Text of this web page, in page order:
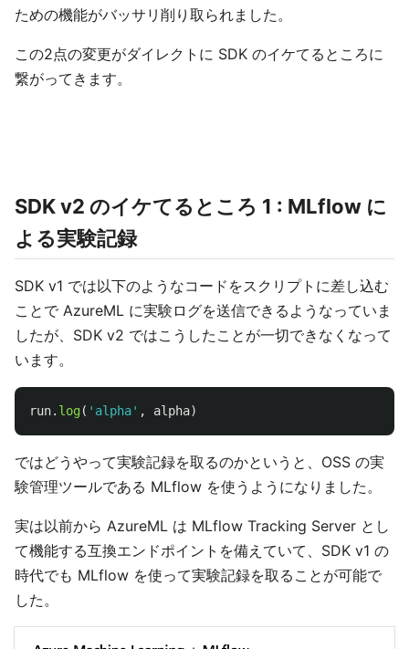
ための機能がバッサリ削り取られました。
この2点の変更がダイレクトに SDK のイケてるところに
繋がってきます。
SDK v2 のイケてるところ 1 : MLflow に
よる実験記録
SDK v1 では以下のようなコードをスクリプトに差し込む
ことで AzureML に実験ログを送信できるようなっていま
したが、SDK v2 ではこうしたことが一切できなくなって
います。
run. log( ' alpha' , alpha)
ではどうやって実験記録を取るのかというと、OSS の実
験管理ツールである MLflow を使うようになりました。
実は以前から AzureML は MLflow Tracking Server とし
て機能する互換エンドポイントを備えていて、SDK v1 の
時代でも MLflow を使って実験記録を取ることが可能で
した。